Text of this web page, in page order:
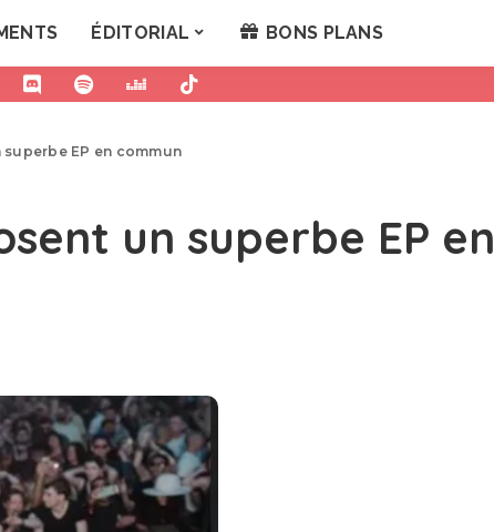
ÉDITORIAL BONS PLANS
EP en commun
un superbe EP en